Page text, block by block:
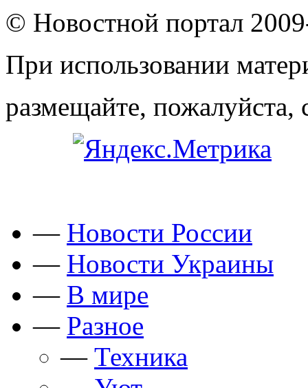
© Новостной портал
При использовании
размещайте, пожалуйста,
— Новости России
— Новости Украины
— В мире
— Разное
— Техника